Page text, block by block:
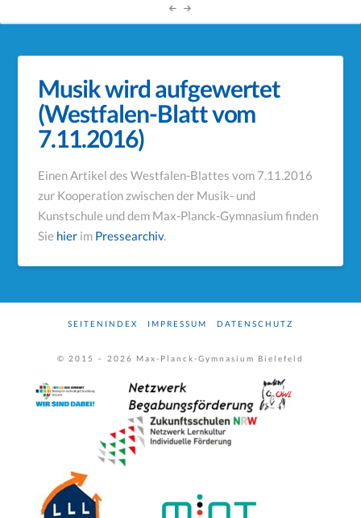
Musik wird aufgewertet
(Westfalen-Blatt vom
7.11.2016)
Einen Artikel des Westfalen-Blattes vom 7.11.2016
zur Kooperation zwischen der Musik- und
Kunstschule und dem Max-Planck-Gymnasiumfinden
Sie hier im Pressearchiv.
SEITENINDEX IMPRESSUM DATENSCHUTZ
© 2015 – 2026 Max-Planck-Gymnasium Bielefeld